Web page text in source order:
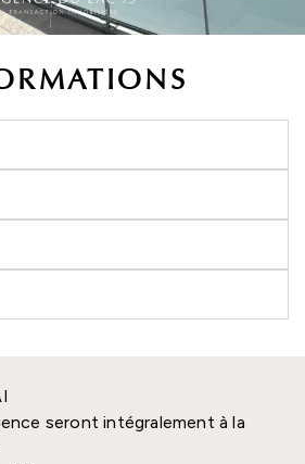
seront intégralement à la